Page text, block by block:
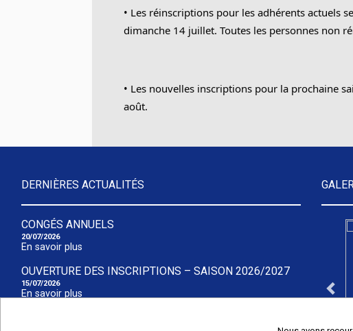
•⁠ ⁠Les réinscriptions pour les adhérents actuels
dimanche 14 juillet. Toutes les personnes non
•⁠ ⁠Les nouvelles inscriptions pour la prochaine
août.
DERNIÈRES ACTUALITÉS
CONGÉS ANNUELS
20/07/2026
En savoir plus
OUVERTURE DES INSCRIPTIONS – SAISON 2026/2027
15/07/2026
En savoir plus